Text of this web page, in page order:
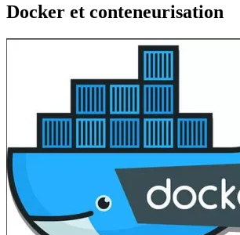
Docker et conteneurisation